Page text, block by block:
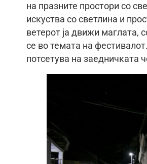
на празните простори со
искуства со светлина и
ветерот ја движи маглата,
се во темата на
потсетува на заедничката